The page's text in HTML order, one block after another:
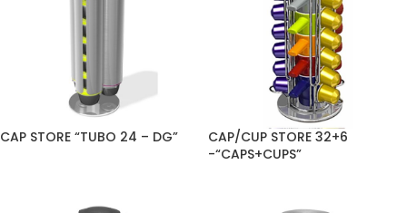
CAP STORE “TUBO 24 – DG”
CAP/CUP STORE 32+6
-“CAPS+CUPS”